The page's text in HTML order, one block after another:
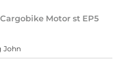
Motor st EP5
John